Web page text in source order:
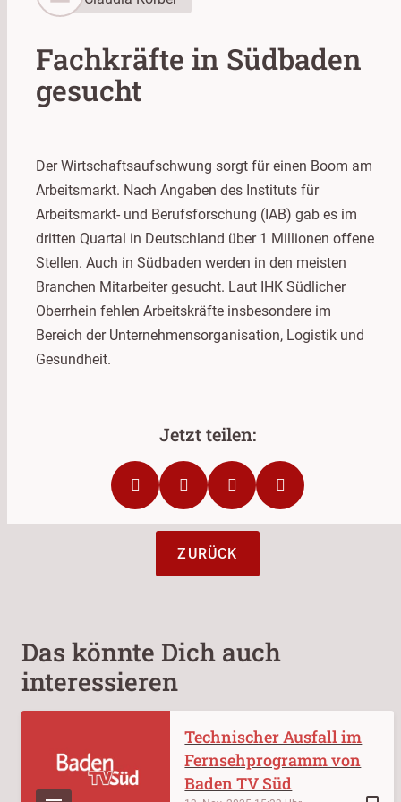
Fachkräfte in Südbaden
gesucht
Der Wirtschaftsaufschwung sorgt für einen Boom am
Arbeitsmarkt. Nach Angaben des Instituts für
Arbeitsmarkt- und Berufsforschung (IAB) gab es im
dritten Quartal in Deutschland über 1 Millionen offene
Stellen. Auch in Südbaden werden in den meisten
Branchen Mitarbeiter gesucht. Laut IHK Südlicher
Oberrhein fehlen Arbeitskräfte insbesondere im
Bereich der Unternehmensorganisation, Logistik und
Gesundheit.
ZURÜCK
Das könnte Dich auch
interessieren
Technischer Ausfall im
Fernsehprogramm von
Baden TV Süd